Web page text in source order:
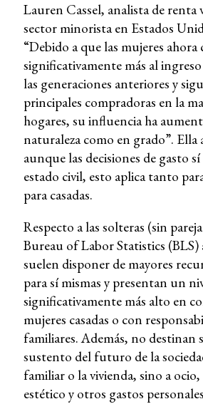
Lauren Cassel, analista de renta
sector minorista en Estados
“Debido a que las mujeres
significativamente más al
las generaciones anteriores y
principales compradoras en la
hogares, su influencia ha
naturaleza como en grado”. Ella
aunque las decisiones de gasto
estado civil, esto aplica tanto
para casadas.
Respecto a las solteras (sin
Bureau of Labor Statistics (BLS)
suelen disponer de mayores
para sí mismas y presentan un
significativamente más alto en
mujeres casadas o con
familiares. Además, no destinan
sustento del futuro de la
familiar o la vivienda, sino a ocio,
estético y otros gastos